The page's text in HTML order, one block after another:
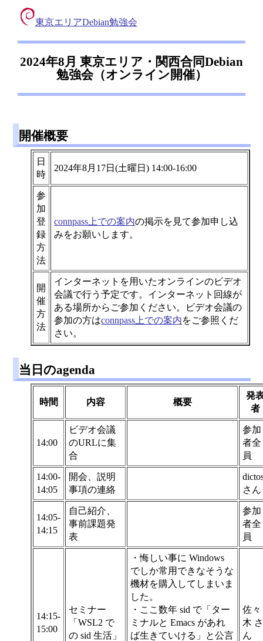
東京エリアDebian勉強会
2024年8月 東京エリア・関西合同Debian
勉強会（オンライン開催）
開催概要
日
時
2024年8月17日(土曜日) 14:00-16:00
参
加
登
録
方
法
connpass上での案内の掲示を見て参加申し込
みをお願いします。
開
催
方
法
インターネットを用いたオンラインのビデオ
会議で行う予定です。インターネット回線が
ある場所からご参加ください。ビデオ会議の
参加の方はconnpass上での案内をご参照くだ
さい。
当日のagenda
時間 内容 概要
発
者
14:00
ビデオ会議
のURLに集
合
参加
者全
員
14:00-
14:05
開会、説明
事項の連絡
さん
14:05-
14:15
自己紹介、
事前課題発
表
参加
者全
員
14:15-
15:00
セミナー
「WSL2 で
の sid 生活」
・悔しい事に Windows
でしか常用できなそうな
機材を購入してしまいま
した。
・ここ数年 sid で「ター
ミナルと Emacs があれ
ば生きていける」と公言
佐々
木
ん